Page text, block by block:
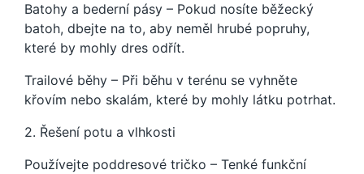
Batohy a bederní pásy – Pokud nosíte běžecký
batoh, dbejte na to, aby neměl hrubé popruhy,
které by mohly dres odřít.
Trailové běhy – Při běhu v terénu se vyhněte
křovím nebo skalám, které by mohly látku potrhat.
2. Řešení potu a vlhkosti
Používejte poddresové tričko – Tenké funkční